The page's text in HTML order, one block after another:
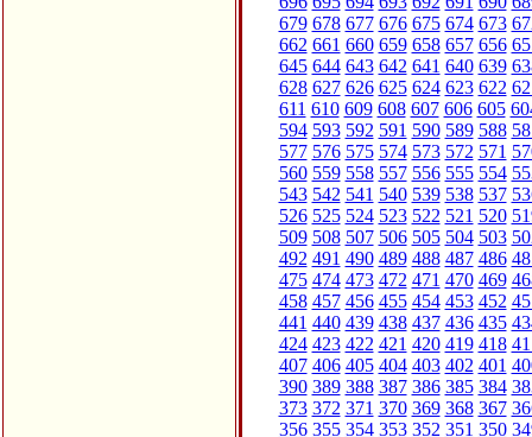
679 678 677 676 675 674 673
662 661 660 659 658 657 656
645 644 643 642 641 640 639
628 627 626 625 624 623 622
611 610 609 608 607 606 605
594 593 592 591 590 589 588
577 576 575 574 573 572 571
560 559 558 557 556 555 554
543 542 541 540 539 538 537
526 525 524 523 522 521 520
509 508 507 506 505 504 503
492 491 490 489 488 487 486
475 474 473 472 471 470 469
458 457 456 455 454 453 452
441 440 439 438 437 436 435
424 423 422 421 420 419 418
407 406 405 404 403 402 401
390 389 388 387 386 385 384
373 372 371 370 369 368 367
356 355 354 353 352 351 350